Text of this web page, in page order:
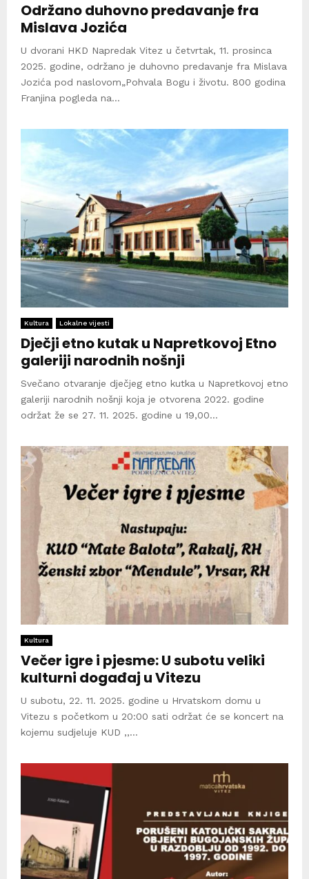
Održano duhovno predavanje fra
Mislava Jozića
U dvorani HKD Napredak Vitez u četvrtak, 11. prosinca
2025. godine, održano je duhovno predavanje fra Mislava
Jozića pod naslovom„Pohvala Bogu i životu. 800 godina
Franjina pogleda na...
Kultura Lokalne vijesti
Dječji etno kutak u Napretkovoj Etno
galeriji narodnih nošnji
Svečano otvaranje dječjeg etno kutka u Napretkovoj etno
galeriji narodnih nošnji koja je otvorena 2022. godine
održat že se 27. 11. 2025. godine u 19,00...
Kultura
Večer igre i pjesme: U subotu veliki
kulturni događaj u Vitezu
U subotu, 22. 11. 2025. godine u Hrvatskom domu u
Vitezu s početkom u 20:00 sati održat će se koncert na
kojemu sudjeluje KUD ,,...